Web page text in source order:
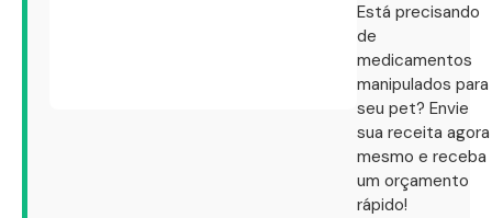
Está precisando
de
medicamentos
manipulados para
seu pet? Envie
sua receita agora
mesmo e receba
um orçamento
rápido!